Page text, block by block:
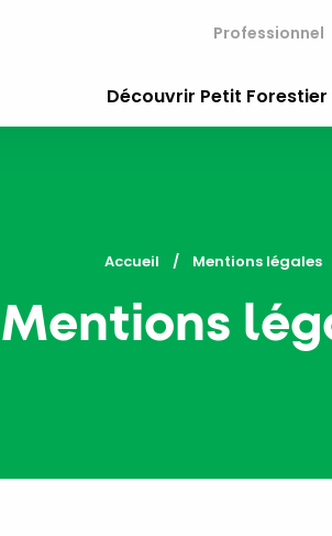
Professionnel
Découvrir Petit Forestier
Accueil Current:
Mentions légales
Mentions